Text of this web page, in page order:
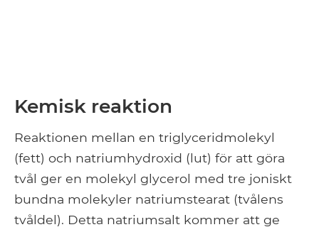
Kemisk reaktion
Reaktionen mellan en triglyceridmolekyl
(fett) och natriumhydroxid (lut) för att göra
tvål ger en molekyl glycerol med tre joniskt
bundna molekyler natriumstearat (tvålens
tvåldel). Detta natriumsalt kommer att ge